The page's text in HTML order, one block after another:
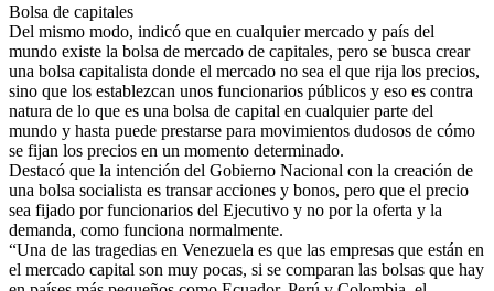
Bolsa de capitales
Del mismo modo, indicó que en cualquier mercado y país del
mundo existe la bolsa de mercado de capitales, pero se busca crear
una bolsa capitalista donde el mercado no sea el que rija los precios,
sino que los establezcan unos funcionarios públicos y eso es contra
natura de lo que es una bolsa de capital en cualquier parte del
mundo y hasta puede prestarse para movimientos dudosos de cómo
se fijan los precios en un momento determinado.
Destacó que la intención del Gobierno Nacional con la creación de
una bolsa socialista es transar acciones y bonos, pero que el precio
sea fijado por funcionarios del Ejecutivo y no por la oferta y la
demanda, como funciona normalmente.
“Una de las tragedias en Venezuela es que las empresas que están en
el mercado capital son muy pocas, si se comparan las bolsas que hay